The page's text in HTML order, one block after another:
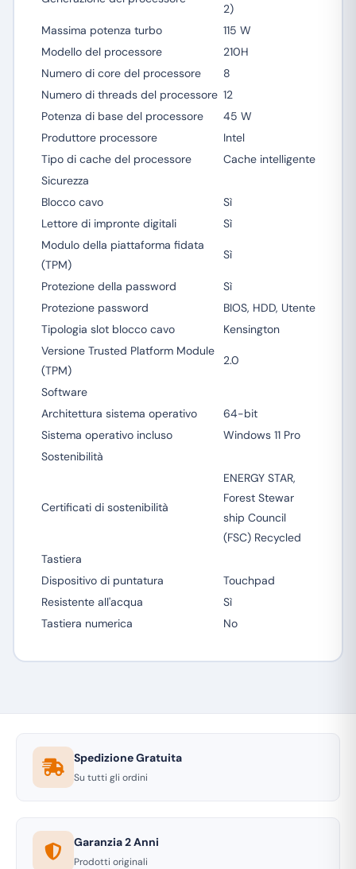
2)
Massima potenza turbo
115 W
Modello del processore
210H
Numero di core del processore
8
Numero di threads del processore 12
Potenza di base del processore
45 W
Produttore processore
Intel
Tipo di cache del processore
Cache intelligente
Sicurezza
Blocco cavo
Sì
Lettore di impronte digitali
Sì
Modulo della piattaforma fidata
(TPM)
Sì
Protezione della password
Sì
Protezione password
BIOS, HDD, Utente
Tipologia slot blocco cavo
Kensington
Versione Trusted Platform Module
(TPM)
2.0
Software
Architettura sistema operativo
64-bit
Sistema operativo incluso
Windows 11 Pro
Sostenibilità
Certificati di sostenibilità
ENERGY STAR,
Forest Stewar
ship Council
(FSC) Recycled
Tastiera
Dispositivo di puntatura
Touchpad
Resistente all'acqua
Sì
Tastiera numerica
No
Spedizione Gratuita
Su tutti gli ordini
Garanzia 2 Anni
Prodotti originali